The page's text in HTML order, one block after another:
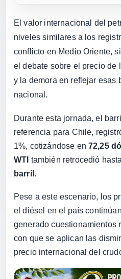
El valor internacional del
niveles similares a los
conflicto en Medio Oriente,
el debate sobre el precio de
y la demora en reflejar esas
nacional.
Durante esta jornada, el
referencia para Chile,
1%, cotizándose en72,25
WTI también retrocedió
barril .
Pese a este escenario, los
el diésel en el país
generado cuestionamientos
con que se aplican las
precio internacional del